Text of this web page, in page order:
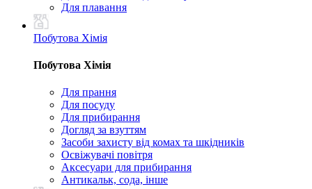
Для плавання
Побутова Хімія
Побутова Хімія
Для прання
Для посуду
Для прибирання
Догляд за взуттям
Засоби захисту від комах та шкідників
Освіжувачі повітря
Аксесуари для прибирання
Антикальк, сода, інше